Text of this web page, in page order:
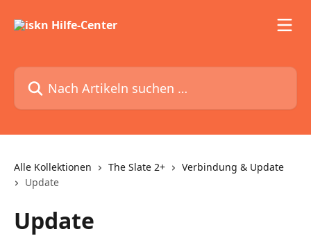
Nach Artikeln suchen …
Alle Kollektionen The Slate 2+
Verbindung & Update
Update
Update